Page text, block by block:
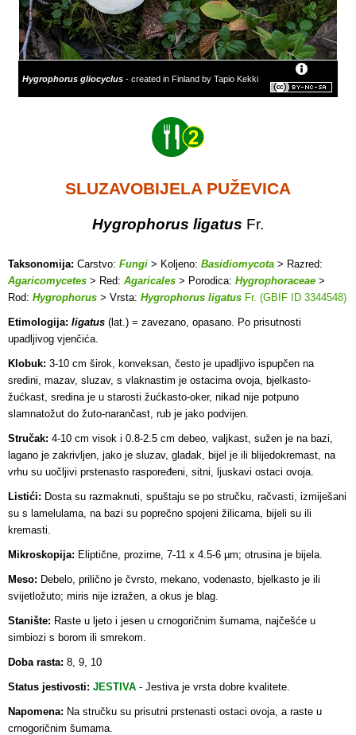
Hygrophorus gliocyclus - created in Finland by Tapio Kekki
SLUZAVOBIJELA PUŽEVICA
Hygrophorus ligatus Fr.
Taksonomija: Carstvo: Fungi > Koljeno: Basidiomycota > Razred:
Agaricomycetes > Red: Agaricales > Porodica: Hygrophoraceae >
Rod: Hygrophorus > Vrsta: Hygrophorus ligatus Fr. (GBIF ID 3344548)
Etimologija: ligatus (lat.) = zavezano, opasano. Po prisutnosti
upadljivog vjenčića.
Klobuk: 3-10 cm širok, konveksan, često je upadljivo ispupčen na
sredini, mazav, sluzav, s vlaknastim je ostacima ovoja, bjelkasto-
žućkast, sredina je u starosti žućkasto-oker, nikad nije potpuno
slamnatožut do žuto-narančast, rub je jako podvijen.
Stručak: 4-10 cm visok i 0.8-2.5 cm debeo, valjkast, sužen je na bazi,
lagano je zakrivljen, jako je sluzav, gladak, bijel je ili blijedokremast, na
vrhu su uočljivi prstenasto raspoređeni, sitni, ljuskavi ostaci ovoja.
Listići: Dosta su razmaknuti, spuštaju se po stručku, račvasti, izmiješani
su s lamelulama, na bazi su poprečno spojeni žilicama, bijeli su ili
kremasti.
Mikroskopija: Eliptične, prozirne, 7-11 x 4.5-6 µm; otrusina je bijela.
Meso: Debelo, prilično je čvrsto, mekano, vodenasto, bjelkasto je ili
svijetložuto; miris nije izražen, a okus je blag.
Stanište: Raste u ljeto i jesen u crnogoričnim šumama, najčešće u
simbiozi s borom ili smrekom.
Doba rasta: 8, 9, 10
Status jestivosti: JESTIVA - Jestiva je vrsta dobre kvalitete.
Napomena: Na stručku su prisutni prstenasti ostaci ovoja, a raste u
crnogoričnim šumama.